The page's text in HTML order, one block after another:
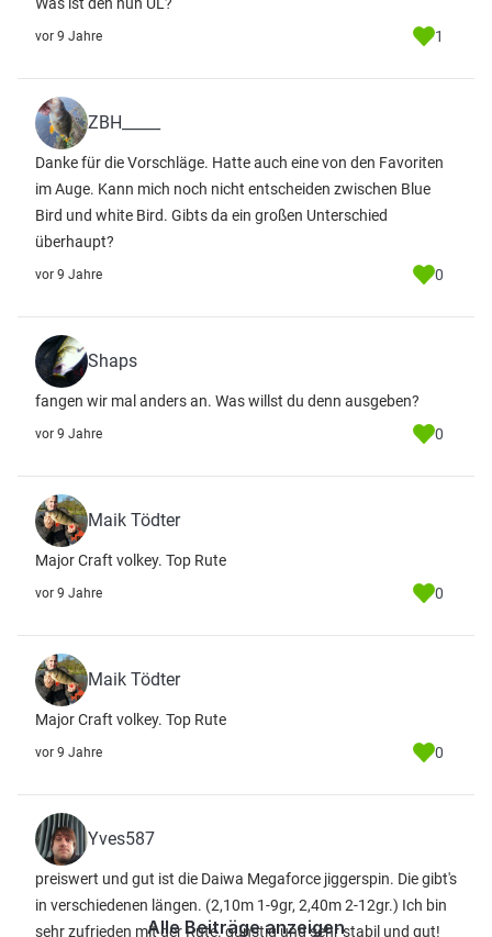
vor 9 Jahre 1
ZBH_____
Danke für die Vorschläge. Hatte auch eine von den Favoriten
im Auge. Kann mich noch nicht entscheiden zwischen Blue
Bird und white Bird. Gibts da ein großen Unterschied
überhaupt?
vor 9 Jahre 0
Shaps
fangen wir mal anders an. Was willst du denn ausgeben?
vor 9 Jahre 0
Maik Tödter
Major Craft volkey. Top Rute
vor 9 Jahre 0
Maik Tödter
Major Craft volkey. Top Rute
vor 9 Jahre 0
Yves587
preiswert und gut ist die Daiwa Megaforce jiggerspin. Die gibt's
in verschiedenen längen. (2,10m 1-9gr, 2,40m 2-12gr.) Ich bin
sehr zufrieden mit der Rute. günstig und sehr stabil und gut!
Alle Beiträge anzeigen